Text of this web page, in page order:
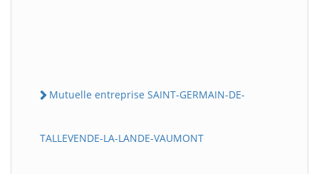
Mutuelle entreprise SAINT-GERMAIN-DE-
TALLEVENDE-LA-LANDE-VAUMONT